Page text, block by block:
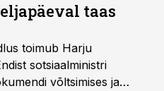
taas
toimub Harju
sotsiaalministri
võltsimises ja